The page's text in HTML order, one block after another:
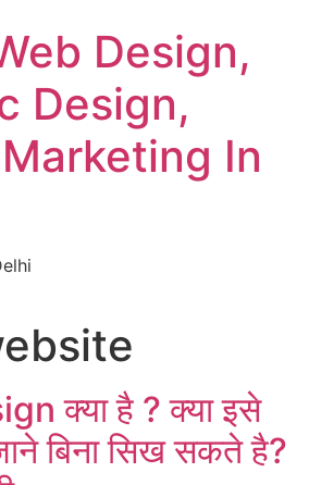
Design,
Design,
In
क्या है ? क्या इसे
बिना सिख सकते है?